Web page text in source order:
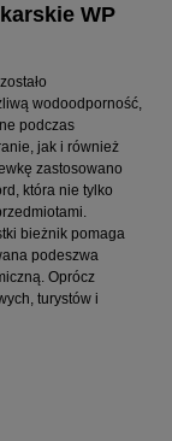
WP
wodoodporność,
podczas
jak i również
zastosowano
która nie tylko
bieżnik pomaga
podeszwa
Oprócz
turystów i